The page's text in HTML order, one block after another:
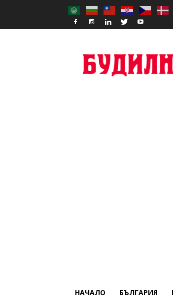
НАЧАЛО БЪЛГАРИЯ